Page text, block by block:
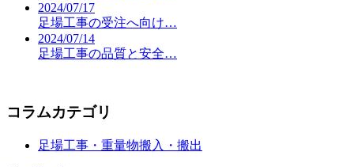
2024/07/17
足場工事の受注へ向け…
2024/07/14
足場工事の品質と安全…
コラムカテゴリ
足場工事・重量物搬入・搬出